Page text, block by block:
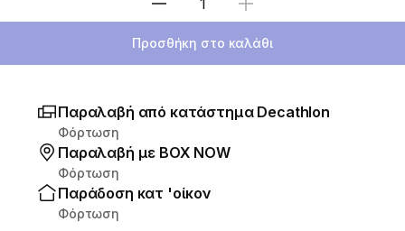
Επιλέξτε ποσότητα
Προσθήκη στο καλάθι
Παραλαβή από κατάστημα Decathlon
Φόρτωση
Παραλαβή με ΒΟΧ ΝΟW
Φόρτωση
Παράδοση κατ 'οίκον
Φόρτωση